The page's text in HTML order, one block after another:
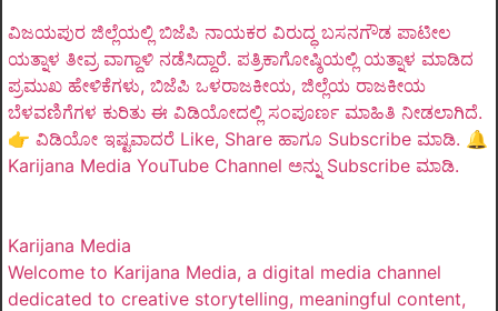
ವಿಜಯಪುರ ಜಿಲ್ಲೆಯಲ್ಲಿ ಬಿಜೆಪಿ ನಾಯಕರ ವಿರುದ್ಧ ಬಸನಗೌಡ ಪಾಟೀಲ
ಯತ್ನಾಳ ತೀವ್ರ ವಾಗ್ದಾಳಿ ನಡೆಸಿದ್ದಾರೆ. ಪತ್ರಿಕಾಗೋಷ್ಠಿಯಲ್ಲಿ ಯತ್ನಾಳ ಮಾಡಿದ
ಪ್ರಮುಖ ಹೇಳಿಕೆಗಳು, ಬಿಜೆಪಿ ಒಳರಾಜಕೀಯ, ಜಿಲ್ಲೆಯ ರಾಜಕೀಯ
ಬೆಳವಣಿಗೆಗಳ ಕುರಿತು ಈ ವಿಡಿಯೋದಲ್ಲಿ ಸಂಪೂರ್ಣ ಮಾಹಿತಿ ನೀಡಲಾಗಿದೆ.
👉 ವಿಡಿಯೋ ಇಷ್ಟವಾದರೆ Like, Share ಹಾಗೂ Subscribe ಮಾಡಿ. 🔔
Karijana Media YouTube Channel ಅನ್ನು Subscribe ಮಾಡಿ.
Karijana Media
Welcome to Karijana Media, a digital media channel
dedicated to creative storytelling, meaningful content,